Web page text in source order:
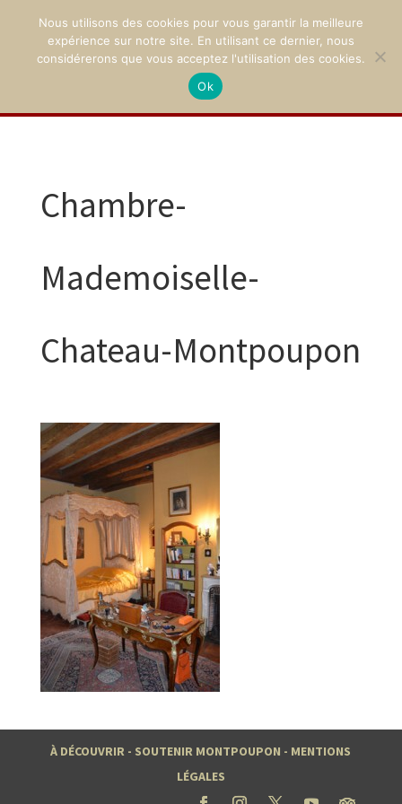
02 47 94 21 15
Chambre-
Mademoiselle-
Chateau-Montpoupon
À DÉCOUVRIR - SOUTENIR MONTPOUPON - MENTIONS
LÉGALES
Nous utilisons des cookies pour vous garantir la meilleure
expérience sur notre site. En utilisant ce dernier, nous
considérerons que vous acceptez l'utilisation des cookies.
Ok